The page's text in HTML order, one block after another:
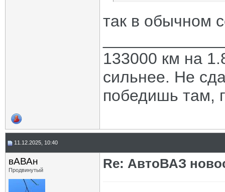
так в обычном
133000 км на
сильнее. Не
победишь там,
11.12.2025, 10:40
вАВАн
Продвинутый Re: АвтоВАЗ